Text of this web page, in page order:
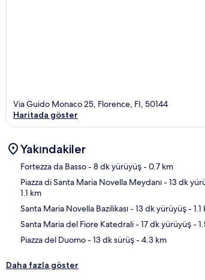
Via Guido Monaco 25, Florence, FI, 50144
Haritada göster
Yakındakiler
Fortezza da Basso- 8 dk yürüyüş- 0.7 km
Piazza di Santa Maria Novella Meydanı- 13 dk
1.1 km
Santa Maria Novella Bazilikası- 13 dk yürüyüş- 1.1
Santa Maria del Fiore Katedrali- 17 dk yürüyüş-
Piazza del Duomo- 13 dk sürüş- 4.3 km
Daha fazla göster